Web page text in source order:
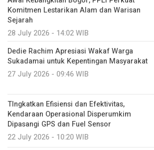
Komitmen Lestarikan Alam dan Warisan
Sejarah
28 July 2026 - 14:02 WIB
Dedie Rachim Apresiasi Wakaf Warga
Sukadamai untuk Kepentingan Masyarakat
27 July 2026 - 09:46 WIB
TIngkatkan Efisiensi dan Efektivitas,
Kendaraan Operasional Disperumkim
Dipasangi GPS dan Fuel Sensor
22 July 2026 - 10:20 WIB